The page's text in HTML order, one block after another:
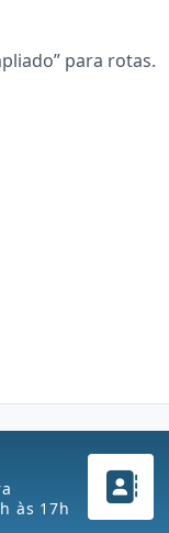
para rotas.
às 17h